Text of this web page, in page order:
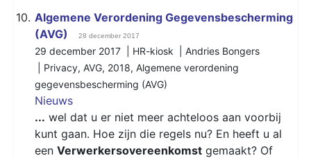
10. Algemene Verordening Gegevensbescherming
(AVG)
28 december 2017
29 december 2017 | HR-kiosk | Andries Bongers
Privacy, AVG, 2018, Algemene verordening
gegevensbescherming (AVG)
Nieuws
... wel dat u er niet meer achteloos aan voorbij
kunt gaan. Hoe zijn die regels nu? En heeft u al
een Verwerkersovereenkomst gemaakt? Of